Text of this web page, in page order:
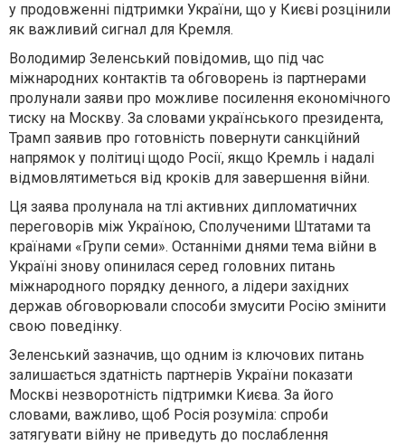
у продовженні підтримки України, що у Києві розцінили
як важливий сигнал для Кремля.
Володимир Зеленський повідомив, що під час
міжнародних контактів та обговорень із партнерами
пролунали заяви про можливе посилення економічного
тиску на Москву. За словами українського президента,
Трамп заявив про готовність повернути санкційний
напрямок у політиці щодо Росії, якщо Кремль і надалі
відмовлятиметься від кроків для завершення війни.
Ця заява пролунала на тлі активних дипломатичних
переговорів між Україною, Сполученими Штатами та
країнами «Групи семи». Останніми днями тема війни в
Україні знову опинилася серед головних питань
міжнародного порядку денного, а лідери західних
держав обговорювали способи змусити Росію змінити
свою поведінку.
Зеленський зазначив, що одним із ключових питань
залишається здатність партнерів України показати
Москві незворотність підтримки Києва. За його
словами, важливо, щоб Росія розуміла: спроби
затягувати війну не приведуть до послаблення